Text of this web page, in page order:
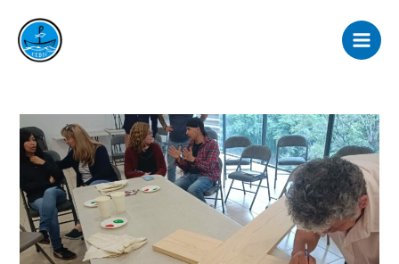
contenido
Main
de
entradas